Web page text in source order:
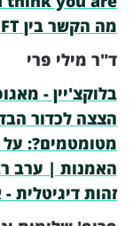
מה הקשר בין NFT לקהילות?
ד"ר מילי פרי
בלוקצ'יין -
הצצה לכדור
האמנות | ערב
זהות דיגיטלית